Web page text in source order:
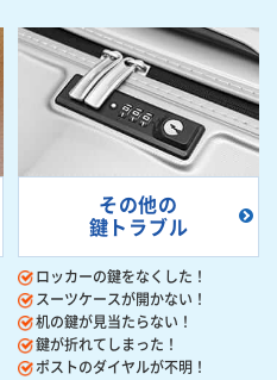
その他の
鍵トラブル
ロッカーの鍵をなくした！
スーツケースが開かない！
机の鍵が見当たらない！
鍵が折れてしまった！
ポストのダイヤルが不明！